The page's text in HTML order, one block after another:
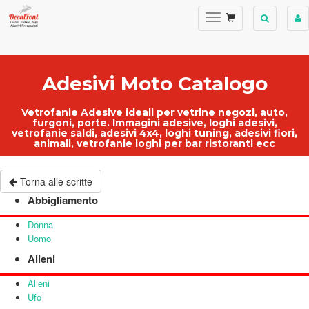
Adesivi Moto Catalogo
Vetrofanie Adesive ideali per vetrine negozi, auto,
furgoni, porte. Immagini adesive, loghi adesivi,
vetrofanie saldi, adesivi 4x4, loghi tuning, adesivi fiori,
animali, vetrofanie loghi per bar ristoranti ecc
Torna alle scritte
Abbigliamento
Donna
Uomo
Alieni
Alieni
Ufo